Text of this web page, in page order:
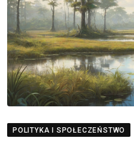
POLITYKA I SPOŁECZEŃSTWO